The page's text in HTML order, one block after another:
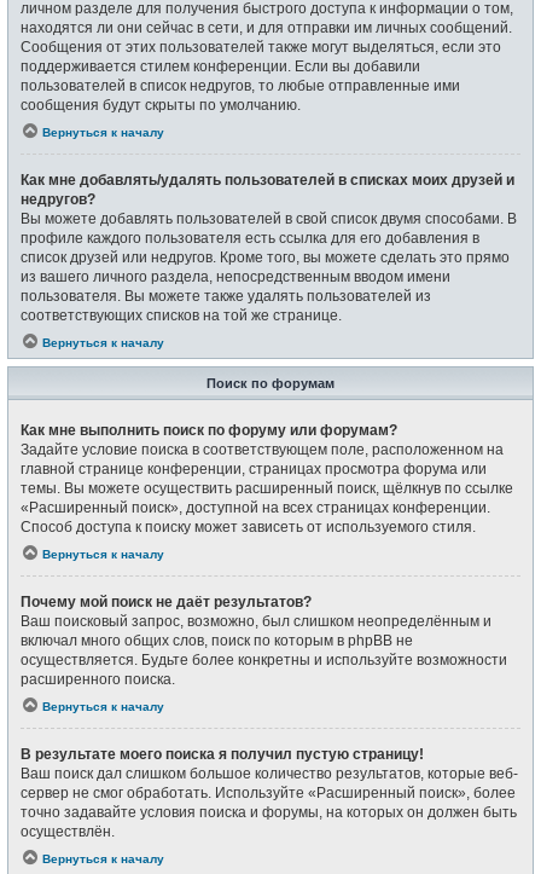
личном разделе для получения быстрого доступа к информации о том,
находятся ли они сейчас в сети, и для отправки им личных сообщений.
Сообщения от этих пользователей также могут выделяться, если это
поддерживается стилем конференции. Если вы добавили
пользователей в список недругов, то любые отправленные ими
сообщения будут скрыты по умолчанию.
Вернуться к началу
Как мне добавлять/удалять пользователей в списках моих друзей и
недругов?
Вы можете добавлять пользователей в свой список двумя способами. В
профиле каждого пользователя есть ссылка для его добавления в
список друзей или недругов. Кроме того, вы можете сделать это прямо
из вашего личного раздела, непосредственным вводом имени
пользователя. Вы можете также удалять пользователей из
соответствующих списков на той же странице.
Вернуться к началу
Поиск по форумам
Как мне выполнить поиск по форуму или форумам?
Задайте условие поиска в соответствующем поле, расположенном на
главной странице конференции, страницах просмотра форума или
темы. Вы можете осуществить расширенный поиск, щёлкнув по ссылке
«Расширенный поиск», доступной на всех страницах конференции.
Способ доступа к поиску может зависеть от используемого стиля.
Вернуться к началу
Почему мой поиск не даёт результатов?
Ваш поисковый запрос, возможно, был слишком неопределённым и
включал много общих слов, поиск по которым в phpBB не
осуществляется. Будьте более конкретны и используйте возможности
расширенного поиска.
Вернуться к началу
В результате моего поиска я получил пустую страницу!
Ваш поиск дал слишком большое количество результатов, которые веб-
сервер не смог обработать. Используйте «Расширенный поиск», более
точно задавайте условия поиска и форумы, на которых он должен быть
осуществлён.
Вернуться к началу